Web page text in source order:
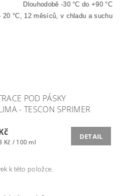
Dlouhodobě -30 °C do +90 °C
20 °C, 12 měsíců, v chladu a suchu
POD PÁSKY
- TESCON SPRIMER
Kč / 100 ml
DETAIL
k této položce.